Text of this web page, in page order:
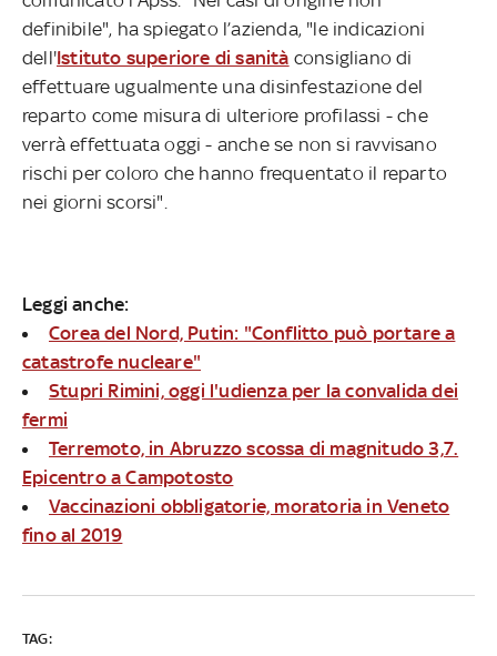
definibile", ha spiegato l’azienda, "le indicazioni
dell'Istituto superiore di sanità consigliano di
effettuare ugualmente una disinfestazione del
reparto come misura di ulteriore profilassi - che
verrà effettuata oggi - anche se non si ravvisano
rischi per coloro che hanno frequentato il reparto
nei giorni scorsi".
Leggi anche:
Corea del Nord, Putin: "Conflitto può portare a
catastrofe nucleare"
Stupri Rimini, oggi l'udienza per la convalida dei
fermi
Terremoto, in Abruzzo scossa di magnitudo 3,7.
Epicentro a Campotosto
Vaccinazioni obbligatorie, moratoria in Veneto
fino al 2019
TAG: